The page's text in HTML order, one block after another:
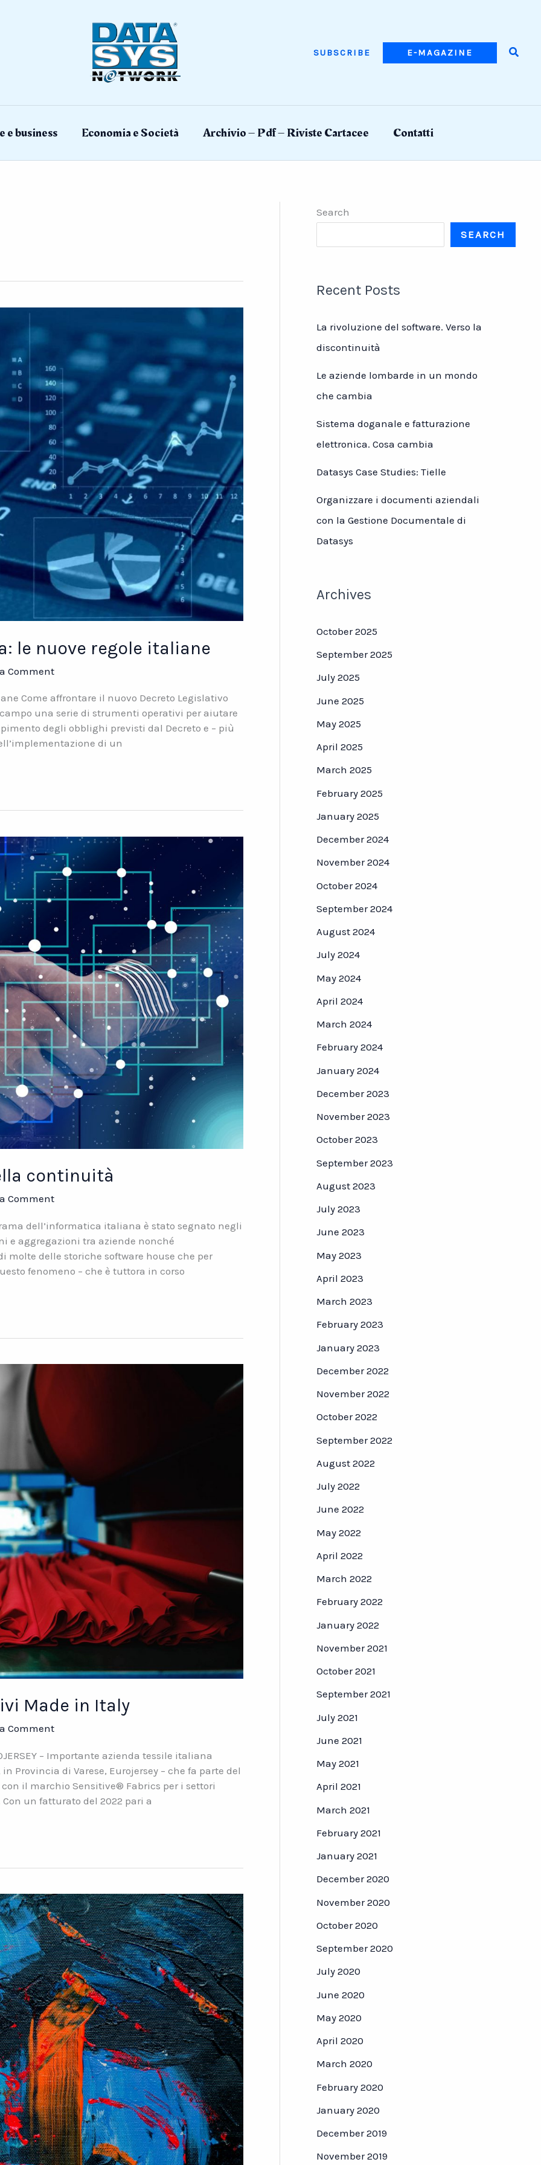
SUBSCRIBE E-MAGAZINE
e business Economia e Società Archivio – Pdf – Riviste Cartacee Contatti
le nuove regole italiane
Comment
Come affrontare il nuovo Decreto Legislativo
una serie di strumenti operativi per aiutare
degli obblighi previsti dal Decreto e – più
di un
continuità
Comment
dell’informatica italiana è stato segnato negli
e aggregazioni tra aziende nonché
molte delle storiche software house che per
fenomeno – che è tuttora in corso
Made in Italy
Comment
– Importante azienda tessile italiana
Provincia di Varese, Eurojersey – che fa parte del
il marchio Sensitive® Fabrics per i settori
un fatturato del 2022 pari a
Search
SEARCH
Recent Posts
La rivoluzione del software. Verso la
discontinuità
Le aziende lombarde in un mondo
che cambia
Sistema doganale e fatturazione
elettronica. Cosa cambia
Datasys Case Studies: Tielle
Organizzare i documenti aziendali
con la Gestione Documentale di
Datasys
Archives
October 2025
September 2025
July 2025
June 2025
May 2025
April 2025
March 2025
February 2025
January 2025
December 2024
November 2024
October 2024
September 2024
August 2024
July 2024
May 2024
April 2024
March 2024
February 2024
January 2024
December 2023
November 2023
October 2023
September 2023
August 2023
July 2023
June 2023
May 2023
April 2023
March 2023
February 2023
January 2023
December 2022
November 2022
October 2022
September 2022
August 2022
July 2022
June 2022
May 2022
April 2022
March 2022
February 2022
January 2022
November 2021
October 2021
September 2021
July 2021
June 2021
May 2021
April 2021
March 2021
February 2021
January 2021
December 2020
November 2020
October 2020
September 2020
July 2020
June 2020
May 2020
April 2020
March 2020
February 2020
January 2020
December 2019
November 2019